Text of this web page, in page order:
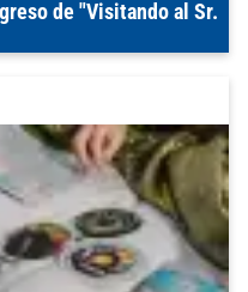
de "Visitando al Sr.